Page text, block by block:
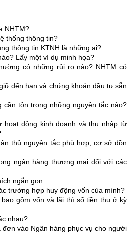
NHTM?
thống thông tin?
thông tin KTNH là những ai?
Lấy một ví dụ minh họa?
có những rủi ro nào? NHTM có
đến hạn và chứng khoán đầu tư sẵn
tôn trọng những nguyên tắc nào?
hoạt động kinh doanh và thu nhập từ
thủ nguyên tắc phù hợp, cơ sở dồn
ngân hàng thương mại đối với các
ngắn gọn.
trường hợp huy động vốn của mình?
gồm vốn và lãi thì số tiền thu ở kỳ
nhau?
vào Ngân hàng phục vụ cho người